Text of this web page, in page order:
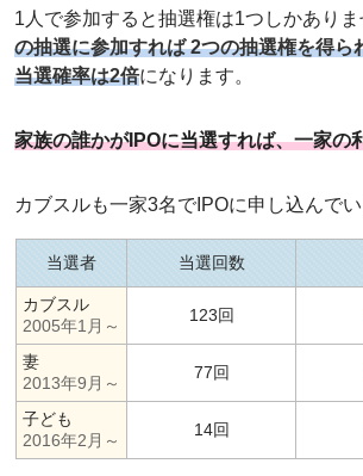
1人で参加すると抽選権は1つしかありま
の抽選に参加すれば 2つの抽選権を得ら
当選確率は2倍になります。
家族の誰かがIPOに当選すれば、一家の
カブスルも一家3名でIPOに申し込んでい
当選者 当選回数
カブスル
2005年1月～
123回
妻
2013年9月～
77回
子ども
2016年2月～
14回